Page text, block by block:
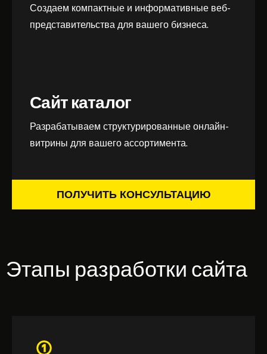
Создаем компактные и информативные веб-
представительства для вашего бизнеса.
Сайт каталог
Разрабатываем структурированные онлайн-
витрины для вашего ассортимента.
ПОЛУЧИТЬ КОНСУЛЬТАЦИЮ
Этапы разработки сайта